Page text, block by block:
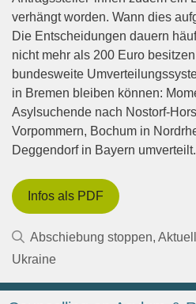
verhängt worden. Wann dies
Die Entscheidungen dauern
nicht mehr als 200 Euro
bundesweite
in Bremen bleiben können:
Asylsuchende nach Nostorf-
Vorpommern, Bochum in
Deggendorf in Bayern umverteilt.
Infos als PDF
Kategorien
Abschiebung stoppen,
Ukraine